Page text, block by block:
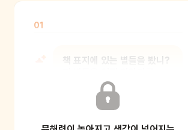
01
책 표지에 있는 별들을 봤니?
들려주고 싶어할까?